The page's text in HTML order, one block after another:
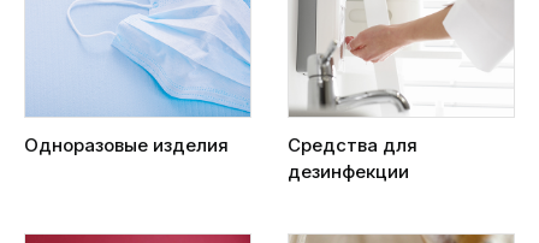
Одноразовые изделия
Средства для
дезинфекции